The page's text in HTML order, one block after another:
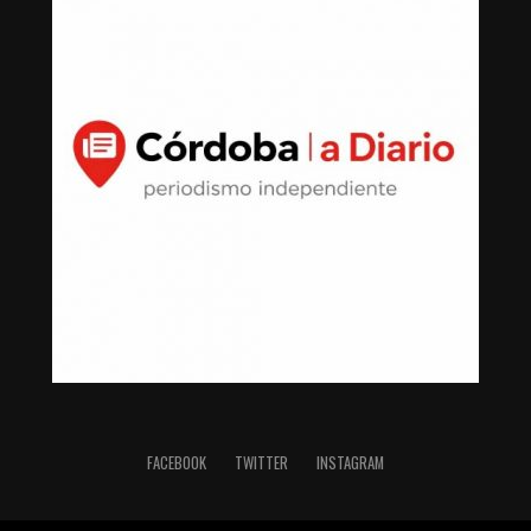
La exhaustiva búsqueda logró descubrir que el 23 de
diciembre de 2013 compró en Villas del Pedregal, de San
Luis Potosí, una propiedad de 191 metros cuadrados por
Los pagos fraccionados, registrados en la Notaría
fue realizada directamente entre cuentas personales del
FACEBOOK TWITTER INSTAGRAM